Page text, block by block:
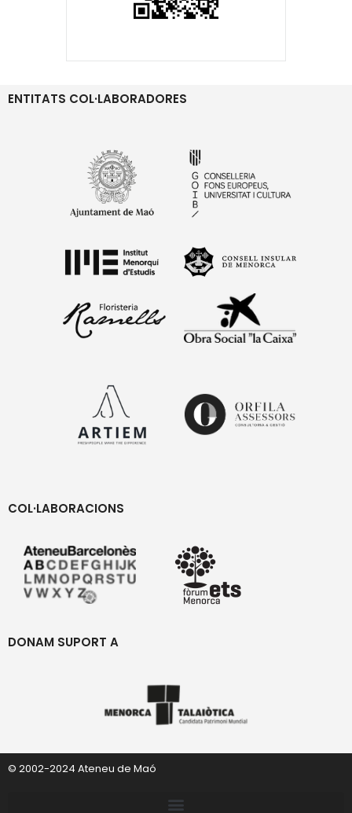
ENTITATS COL·LABORADORES
COL·LABORACIONS
DONAM SUPORT A
© 2002-2024 Ateneu de Maó